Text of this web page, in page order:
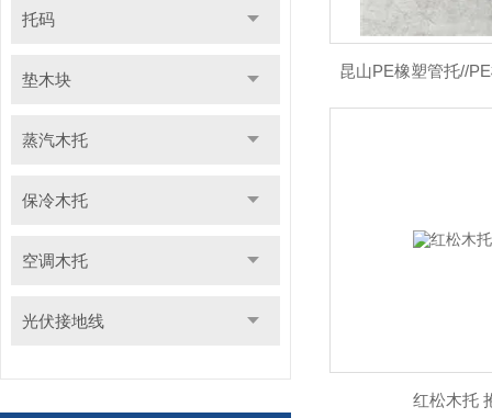
托码
垫木块
蒸汽木托
保冷木托
空调木托
光伏接地线
昆山PE橡塑管托//
红松木托